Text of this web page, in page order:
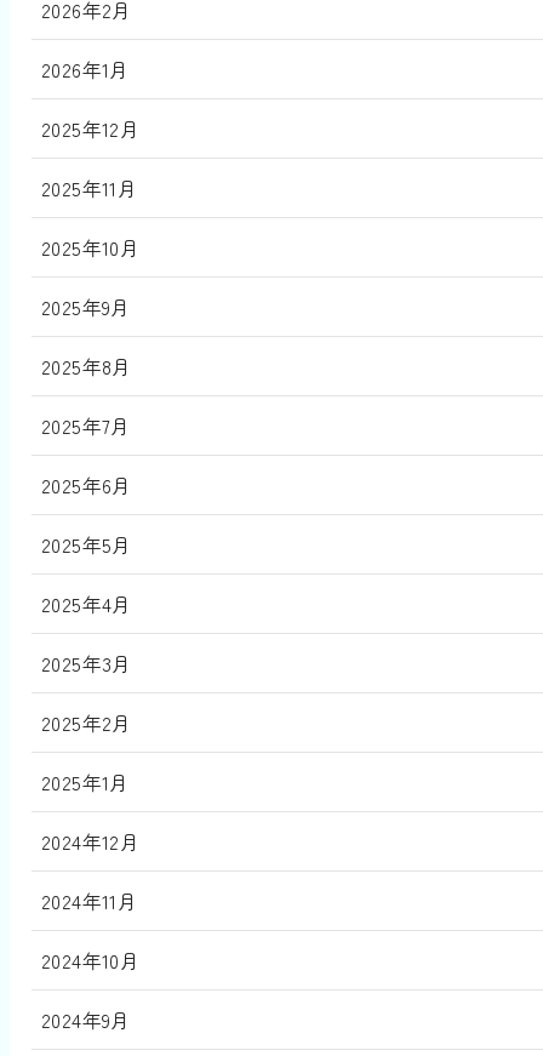
2026年2月
2026年1月
2025年12月
2025年11月
2025年10月
2025年9月
2025年8月
2025年7月
2025年6月
2025年5月
2025年4月
2025年3月
2025年2月
2025年1月
2024年12月
2024年11月
2024年10月
2024年9月